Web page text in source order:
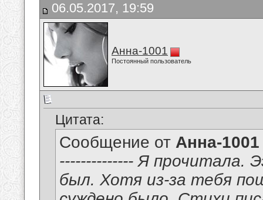
06.05.2017, 19:59
Анна-1001
Постоянный пользователь
Цитата:
Сообщение от Анна-1001
-------------- Я прочитала.
был. Хотя из-за тебя